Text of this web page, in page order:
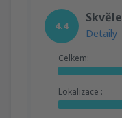
4.4
Skvěle
Detaily
Celkem:
Lokalizace :